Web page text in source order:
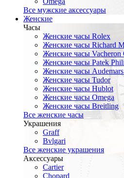
Все мужские аксессуары
Женские
Часы
Женские часы Rolex
Женские часы Richard
Женские часы Vacheron
Женские часы Patek
Женские часы
Женские часы Tudor
Женские часы Hublot
Женские часы Omega
Женские часы Breitling
Все женские часы
Украшения
Graff
Bvlgari
Все женские украшения
Аксессуары
Cartier
Chopard